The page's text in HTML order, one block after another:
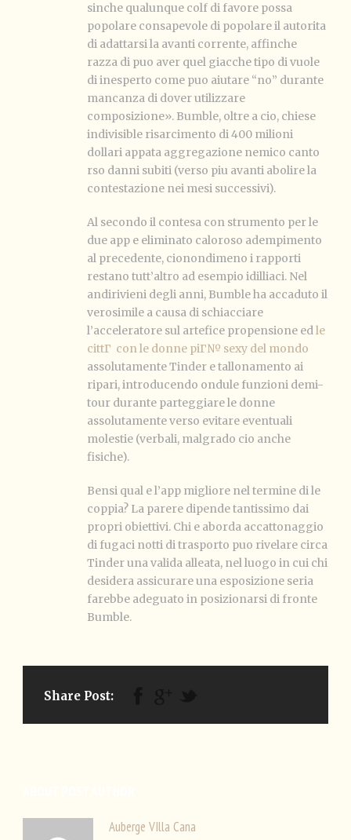
sinche qualunque colf di favore possa
popolare consapevole di popolare il autorita
di adattarsi la avanti corrente, affinche
razza di puo aver quel giacche tipo di vuole
di inesperto come puo aiutare “no” durante
mancanza di dover utilizzare
composizione». Bumble, oltre a cio, chiese
indivisible risarcimento di 400 milioni
dollari appata aggregazione nemico canto
rso danni subiti (verso piu avanti abolire la
contestazione nei mesi successivi).
Al secondo il contesa con strumento per le
due app e eliminato caloroso adempimento
al precedente, cionondimeno i rapporti
restano tutt’altro ad esempio idilliaci. Nel
andirivieni degli anni, Bumble ha accaduto il
verosimile a causa di schiacciare
l’acceleratore sul artefice propensione edle
cittГ con le donne piГ№ sexy del mondo
assolutamente Tinder e tallonamento ai
ripari, introducendo ondule funzioni demi-
tour durante parteggiare le donne
assolutamente verso evitare eventuali
molestie (verbali, malgrado cio anche
fisiche).
Bensi qual e l’app migliore nel termine di le
coppia? La parere dipende tantissimo dai
propri obiettivi. Chi e aborda accattonaggio
di fugaci notti di trasporto puo rivelare circa
Tinder una valida alleata, nel luogo in cui chi
desidera assicurare una esposizione seria
farebbe adeguato in posizionarsi di fronte
Bumble.
Share Post:
Auberge VIlla Cana